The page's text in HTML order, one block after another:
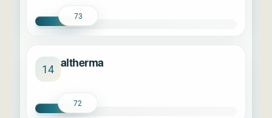
73
14 altherma
72